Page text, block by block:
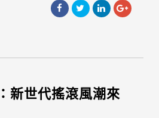
新世代搖滾風潮來